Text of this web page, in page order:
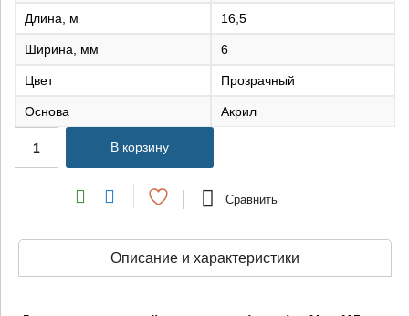
Длина, м 16,5
Ширина, мм 6
Цвет Прозрачный
Основа Акрил
В корзину
Сравнить
Описание и характеристики